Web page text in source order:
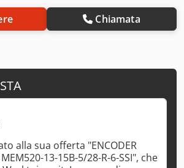
Chiamata